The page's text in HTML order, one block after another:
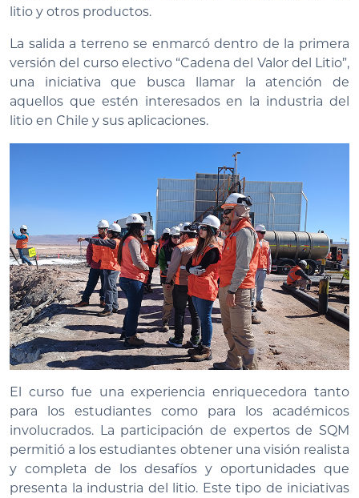
litio y otros productos.
La salida a terreno se enmarcó dentro de la primera
versión del curso electivo “Cadena del Valor del Litio”,
una iniciativa que busca llamar la atención de
aquellos que estén interesados en la industria del
litio en Chile y sus aplicaciones.
El curso fue una experiencia enriquecedora tanto
para los estudiantes como para los académicos
involucrados. La participación de expertos de SQM
permitió a los estudiantes obtener una visión realista
y completa de los desafíos y oportunidades que
presenta la industria del litio. Este tipo de iniciativas